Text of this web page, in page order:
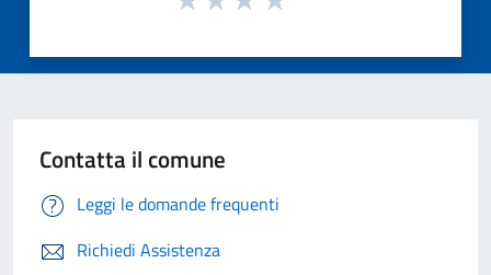
Contatta il comune
Leggi le domande frequenti
Richiedi Assistenza